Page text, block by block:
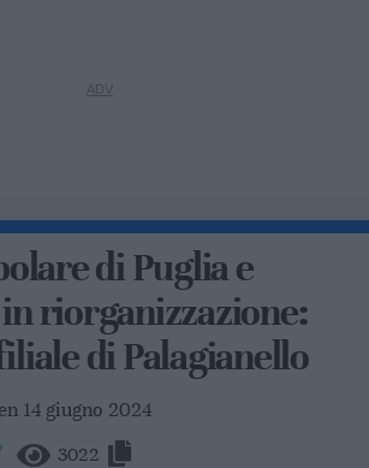
di Puglia e
riorganizzazione:
di Palagianello
14 giugno 2024
3022